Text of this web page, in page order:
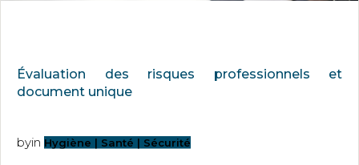
Évaluation des risques professionnels et
document unique
byin Hygiène | Santé | Sécurité